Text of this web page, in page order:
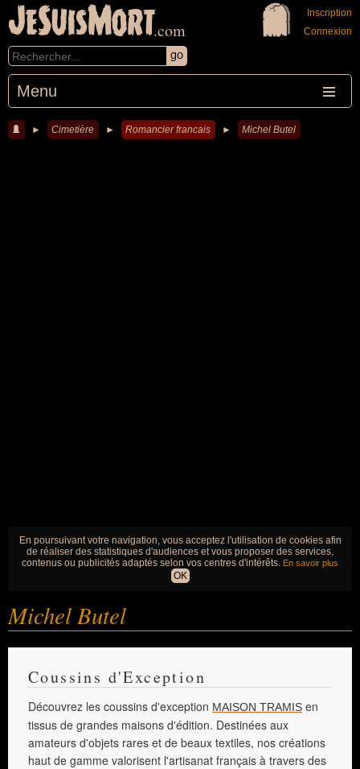
JeSuisMort.com
Menu
Inscription
Connexion
► Cimetière ► Romancier francais ► Michel Butel
En poursuivant votre navigation, vous acceptez l'utilisation de cookies afin
de réaliser des statistiques d'audiences et vous proposer des services,
contenus ou publicités adaptés selon vos centres d'intérêts. En savoir plus
OK
Michel Butel
Coussins d'Exception
Découvrez les coussins d'exception MAISON TRAMIS en
tissus de grandes maisons d'édition. Destinées aux
amateurs d'objets rares et de beaux textiles, nos créations
haut de gamme valorisent l'artisanat français à travers des